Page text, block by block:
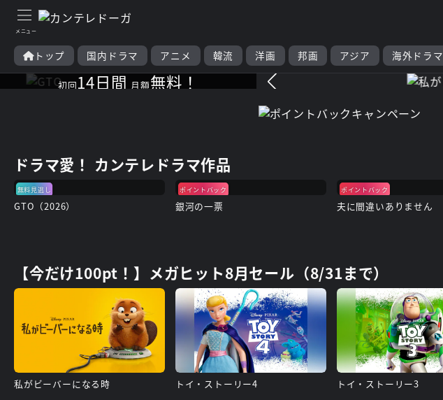
トップ 国内ドラマ アニメ 韓流 洋画 邦画 アジア 海外ドラマ
ドラマも映画も
ドーガ愛、無限大∞
初回14日間 月額無料！
ドラマ愛！ カンテレドラマ作品
無料見逃し
GTO（2026）
ポイントバック
銀河の一票
ポイントバック
夫に間違いありません
【今だけ100pt！】メガヒット8月セール（8/31まで）
私がビーバーになる時 トイ・ストーリー4 トイ・ストーリー3